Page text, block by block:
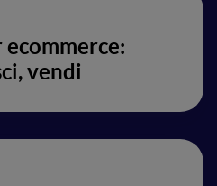
ecommerce:
vendi